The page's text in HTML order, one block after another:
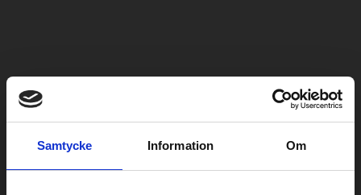
Samtycke Information Om
Tillbaka